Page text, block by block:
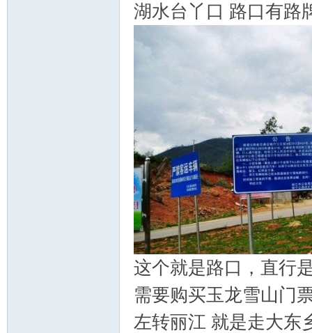
湖水台丫口 路口有路
这个就是路口，直行
需要购买玉龙雪山门
左转丽江 就是走大东